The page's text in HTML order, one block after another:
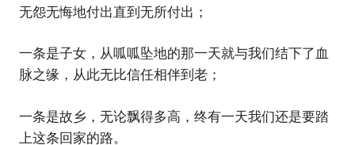
无怨无悔地付出直到无所付出；
一条是子女，从呱呱坠地的那一天就与我们结下了血
脉之缘，从此无比信任相伴到老；
一条是故乡，无论飘得多高，终有一天我们还是要踏
上这条回家的路。